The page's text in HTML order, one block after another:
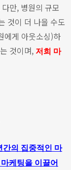
다만, 병원의 규모
것이 더 나을 수도
에게 아웃소싱)하
것이며, 저희 마
간의 집중적인 마
케팅을 이끌어